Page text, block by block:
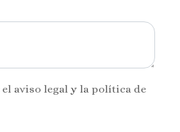
el aviso legal y la política de